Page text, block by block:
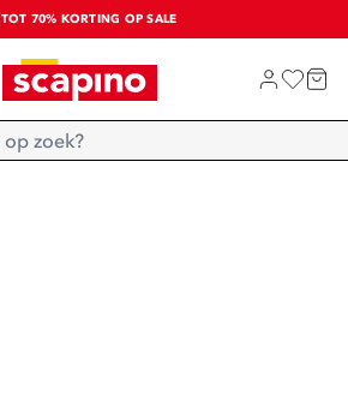
TOT 70% KORTING OP SALE
EXTRA ARTIKELEN IN DE SALE
SHOP NIEUW
Home